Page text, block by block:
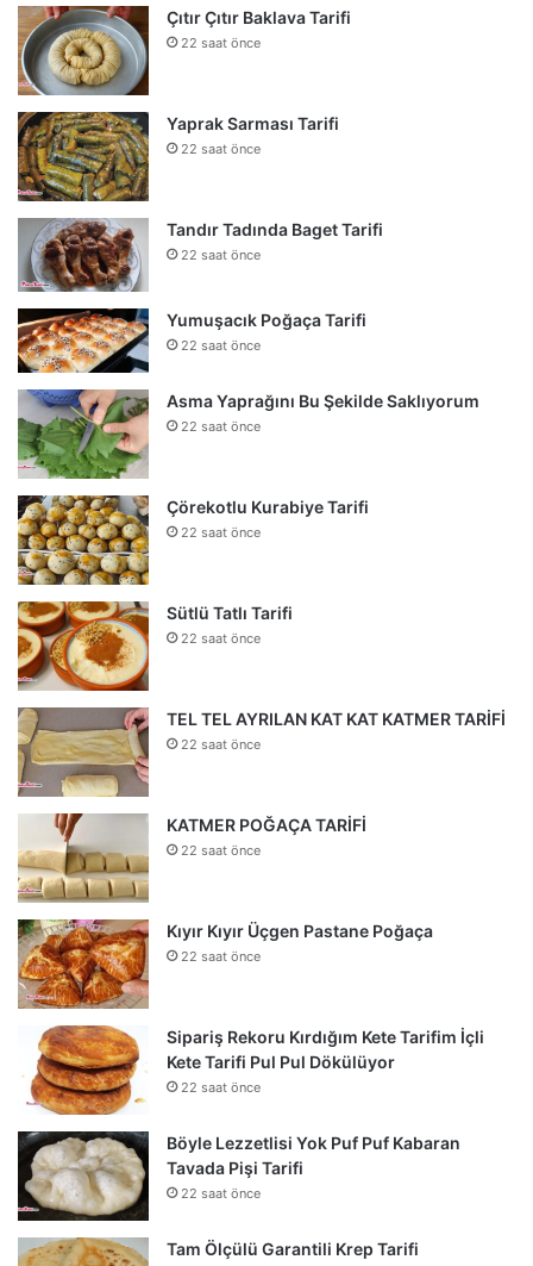
Çıtır Çıtır Baklava Tarifi
22 saat önce
Yaprak Sarması Tarifi
22 saat önce
Tandır Tadında Baget Tarifi
22 saat önce
Yumuşacık Poğaça Tarifi
22 saat önce
Asma Yaprağını Bu Şekilde Saklıyorum
22 saat önce
Çörekotlu Kurabiye Tarifi
22 saat önce
Sütlü Tatlı Tarifi
22 saat önce
TEL TEL AYRILAN KAT KAT KATMER TARİFİ
22 saat önce
KATMER POĞAÇA TARİFİ
22 saat önce
Kıyır Kıyır Üçgen Pastane Poğaça
22 saat önce
Sipariş Rekoru Kırdığım Kete Tarifim İçli
Kete Tarifi Pul Pul Dökülüyor
22 saat önce
Böyle Lezzetlisi Yok Puf Puf Kabaran
Tavada Pişi Tarifi
22 saat önce
Tam Ölçülü Garantili Krep Tarifi